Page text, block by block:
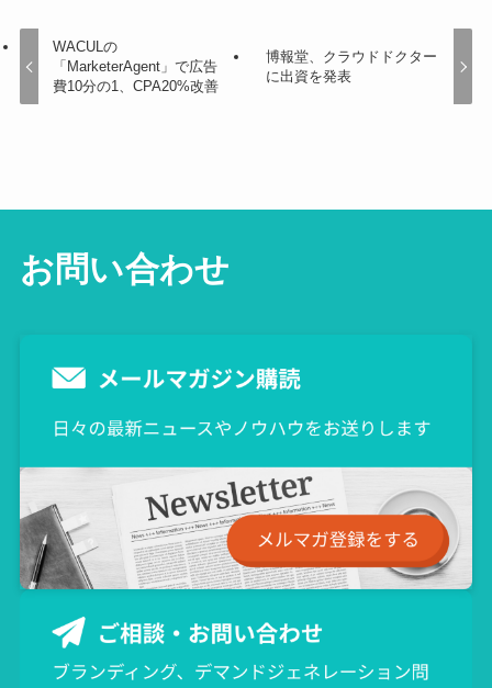
WACULの
「MarketerAgent」で広告
費10分の1、CPA20%改善
博報堂、クラウドドクター
に出資を発表
お問い合わせ